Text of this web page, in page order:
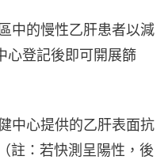
中的慢性乙肝患者以減
心登記後即可開展篩
中心提供的乙肝表面抗
註：若快測呈陽性，後